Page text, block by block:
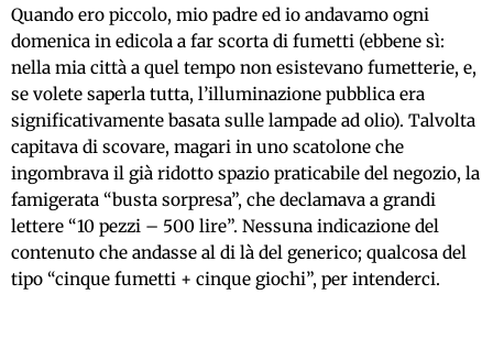
Quando ero piccolo, mio padre ed io andavamo ogni
domenica in edicola a far scorta di fumetti (ebbene sì:
nella mia città a quel tempo non esistevano fumetterie, e,
se volete saperla tutta, l’illuminazione pubblica era
significativamente basata sulle lampade ad olio). Talvolta
capitava di scovare, magari in uno scatolone che
ingombrava il già ridotto spazio praticabile del negozio, la
famigerata “busta sorpresa”, che declamava a grandi
lettere “10 pezzi – 500 lire”. Nessuna indicazione del
contenuto che andasse al di là del generico; qualcosa del
tipo “cinque fumetti + cinque giochi”, per intenderci.